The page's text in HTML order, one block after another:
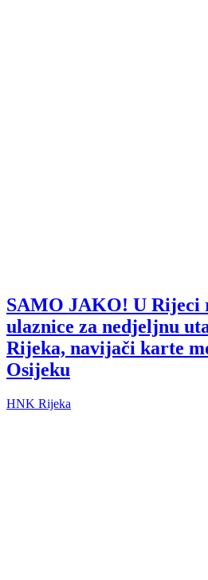
SAMO JAKO! U Rijeci
ulaznice za nedjeljnu
Rijeka, navijači karte
Osijeku
HNK Rijeka